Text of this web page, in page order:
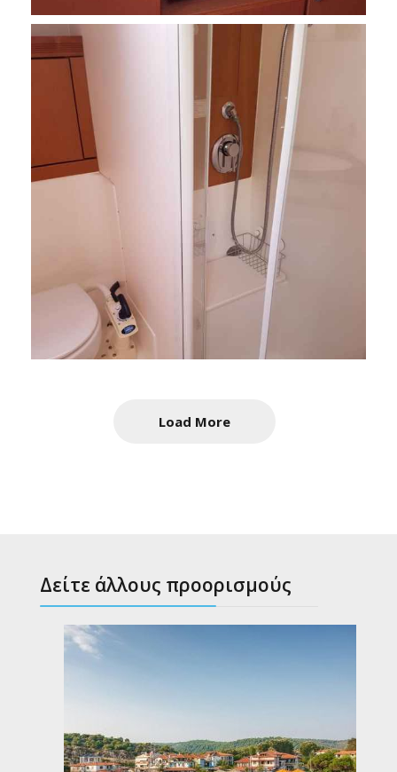
Load More
Δείτε άλλους προορισμούς